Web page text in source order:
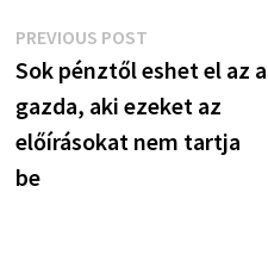
Bejegyzés
navigáció
PREVIOUS POSTPrevious
post:
Sok pénztől eshet el az a
gazda, aki ezeket az
előírásokat nem tartja
be